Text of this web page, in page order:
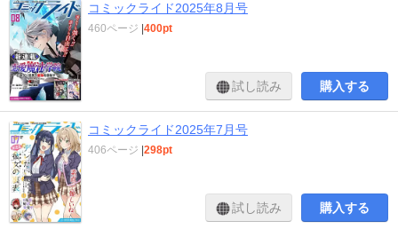
コミックライド2025年8月号
460ページ |400pt
試し読み 購入する
コミックライド2025年7月号
406ページ |298pt
試し読み 購入する